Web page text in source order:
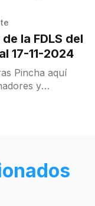
la FDLS del
17-11-2024
y